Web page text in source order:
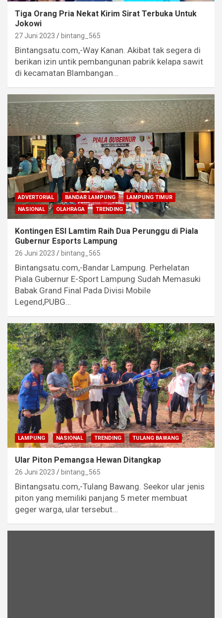
Tiga Orang Pria Nekat Kirim Sirat Terbuka Untuk
Jokowi
27 Juni 2023 bintang_565
Bintangsatu.com,-Way Kanan. Akibat tak segera di
berikan izin untik pembangunan pabrik kelapa sawit
di kecamatan Blambangan…
ADVERTORIAL BANDAR LAMPUNG
LAMPUNG TIMUR
NASIONAL
OLAHRAGA TRENDING
Kontingen ESI Lamtim Raih Dua Perunggu di Piala
Gubernur Esports Lampung
26 Juni 2023 bintang_565
Bintangsatu.com,-Bandar Lampung. Perhelatan
Piala Gubernur E-Sport Lampung Sudah Memasuki
Babak Grand Final Pada Divisi Mobile
Legend,PUBG…
LAMPUNG NASIONAL TRENDING TULANG BAWANG
Ular Piton Pemangsa Hewan Ditangkap
26 Juni 2023 bintang_565
Bintangsatu.com,-Tulang Bawang. Seekor ular jenis
piton yang memiliki panjang 5 meter membuat
geger warga, ular tersebut…